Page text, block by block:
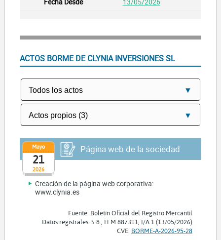
ACTOS BORME DE CLYNIA INVERSIONES SL
2026
Mayo
21
Página web de la sociedad
Creación de la página web corporativa:
www.clynia.es
Fuente: Boletín Oficial del Registro Mercantil
Datos registrales: S 8 , H M 887311, I/A 1 (13/05/2026)
CVE: BORME-A-2026-95-28